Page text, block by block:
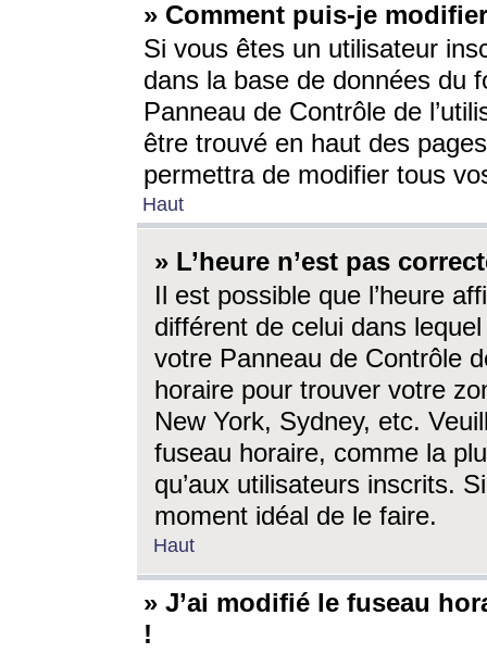
» Comment puis-je
Si vous êtes un utilisateur
dans la base de données du
Panneau de Contrôle de
être trouvé en haut des
permettra de modifier tous
Haut
» L’heure n’est pas
Il est possible que l’heure
différent de celui dans
votre Panneau de Contrôle
horaire pour trouver votre
New York, Sydney, etc.
fuseau horaire, comme la
qu’aux utilisateurs inscrits.
moment idéal de le faire.
Haut
» J’ai modifié le fuseau
!